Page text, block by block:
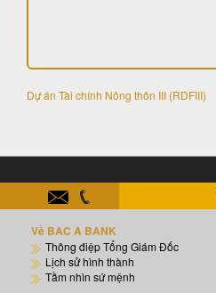
Dự án Tài chính Nông thôn III (RDFIII)
Về BAC A BANK
Thông điệp Tổng Giám Đốc
Lịch sử hình thành
Tầm nhìn sứ mệnh